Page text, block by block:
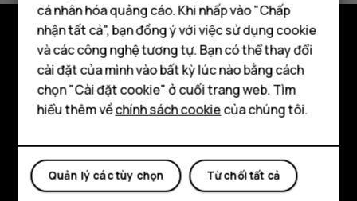
Điện thoại thông minh
Điện thoại phổ thông
Máy tính bảng
Khám phá
Giới thiệu
Hỗ trợ
FacebookInstagram
TiktokYoutubeLinkedinDiscord
cá nhân hóa quảng cáo. Khi nhấp vào "Chấp
nhận tất cả", bạn đồng ý với việc sử dụng cookie
và các công nghệ tương tự. Bạn có thể thay đổi
cài đặt của mình vào bất kỳ lúc nào bằng cách
chọn "Cài đặt cookie" ở cuối trang web. Tìm
hiểu thêm vềchính sách cookiecủa chúng tôi.
Từ chối tất cả
Quản lý các tùy chọn